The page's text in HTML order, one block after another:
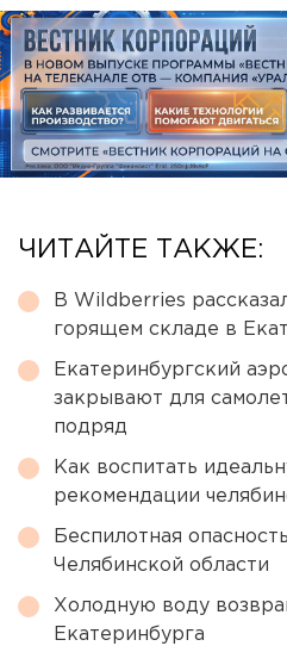
ЧИТАЙТЕ ТАКЖЕ:
В Wildberries
горящем складе в
Екатеринбургский
закрывают для
подряд
Как воспитать
рекомендации
Беспилотная
Челябинской области
Холодную воду
Екатеринбурга